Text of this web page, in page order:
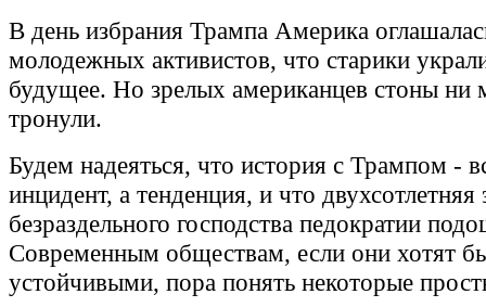
В день избрания Трампа Америка
молодежных активистов, что старики
будущее. Но зрелых американцев стоны ни
тронули.
Будем надеяться, что история с Трампом -
инцидент, а тенденция, и что двухсотлетняя
безраздельного господства педократии
Современным обществам, если они хотят
устойчивыми, пора понять некоторые